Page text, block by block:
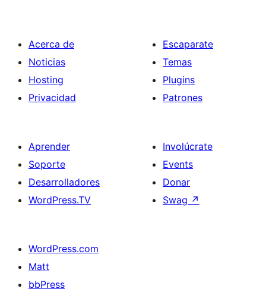
Acerca de
Noticias
Hosting
Privacidad
Escaparate
Temas
Plugins
Patrones
Aprender
Soporte
Desarrolladores
WordPress.TV
Involúcrate
Events
Donar
Swag ↗
WordPress.com
Matt
bbPress